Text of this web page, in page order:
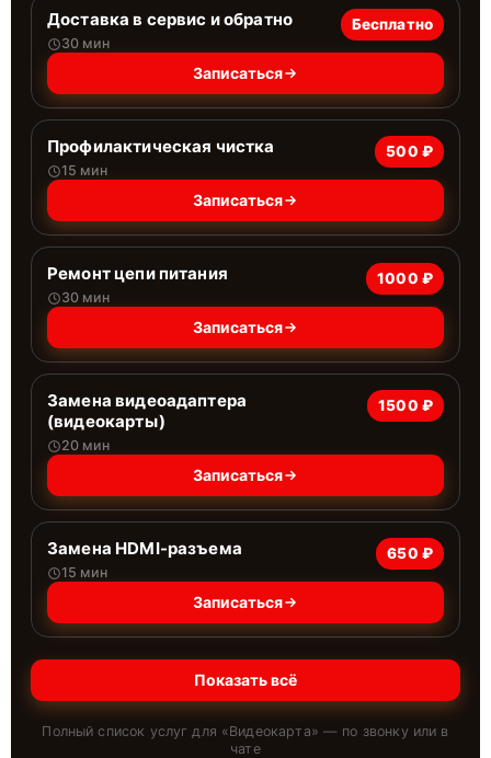
Доставка в сервис и обратно
30 мин
Бесплатно
Записаться
Профилактическая чистка
15 мин
500 ₽
Записаться
Ремонт цепи питания
30 мин
1000 ₽
Записаться
Замена видеоадаптера
(видеокарты)
20 мин
1500 ₽
Записаться
Замена HDMI-разъема
15 мин
650 ₽
Записаться
Показать всё
Полный список услуг для «Видеокарта» — по звонку или в
чате